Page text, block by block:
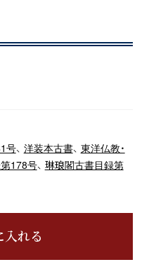
号、 洋装本古書、 東洋仏教・
178号、 琳琅閣古書目録第
れる